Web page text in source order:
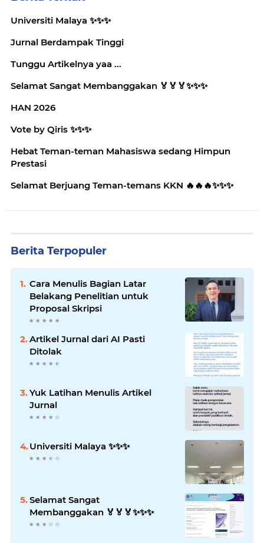
Universiti Malaya ✨️✨️✨️
Jurnal Berdampak Tinggi
Tunggu Artikelnya yaa ...
Selamat Sangat Membanggakan 🏅🏅🏅✨️✨️✨️
HAN 2026
Vote by Qiris ✨️✨️✨️
Hebat Teman-teman Mahasiswa sedang Himpun
Prestasi
Selamat Berjuang Teman-temans KKN 🔥🔥🔥✨️✨️✨️
Berita Terpopuler
Cara Menulis Bagian Latar
Belakang Penelitian untuk
Proposal Skripsi
Artikel Jurnal dari AI Pasti
Ditolak
Yuk Latihan Menulis Artikel
Jurnal
Universiti Malaya ✨️✨️✨️
Selamat Sangat
Membanggakan 🏅🏅🏅✨️✨️✨️